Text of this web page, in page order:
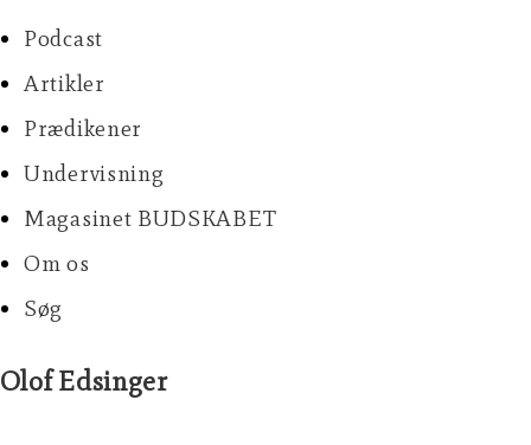
Podcast
Artikler
Prædikener
Undervisning
Magasinet BUDSKABET
Om os
Søg
Olof Edsinger